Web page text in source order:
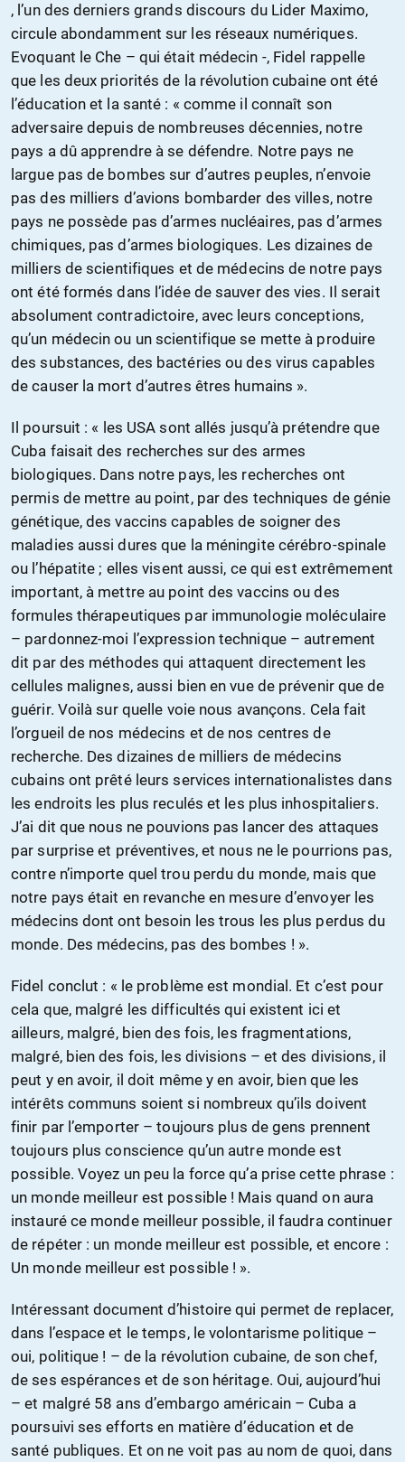
, l’un des derniers grands discours du Lider Maximo,
circule abondamment sur les réseaux numériques.
Evoquant le Che – qui était médecin -, Fidel rappelle
que les deux priorités de la révolution cubaine ont été
l’éducation et la santé : « comme il connaît son
adversaire depuis de nombreuses décennies, notre
pays a dû apprendre à se défendre. Notre pays ne
largue pas de bombes sur d’autres peuples, n’envoie
pas des milliers d’avions bombarder des villes, notre
pays ne possède pas d’armes nucléaires, pas d’armes
chimiques, pas d’armes biologiques. Les dizaines de
milliers de scientifiques et de médecins de notre pays
ont été formés dans l’idée de sauver des vies. Il serait
absolument contradictoire, avec leurs conceptions,
qu’un médecin ou un scientifique se mette à produire
des substances, des bactéries ou des virus capables
de causer la mort d’autres êtres humains ».
Il poursuit : « les USA sont allés jusqu’à prétendre que
Cuba faisait des recherches sur des armes
biologiques. Dans notre pays, les recherches ont
permis de mettre au point, par des techniques de génie
génétique, des vaccins capables de soigner des
maladies aussi dures que la méningite cérébro-spinale
ou l’hépatite ; elles visent aussi, ce qui est extrêmement
important, à mettre au point des vaccins ou des
formules thérapeutiques par immunologie moléculaire
– pardonnez-moi l’expression technique – autrement
dit par des méthodes qui attaquent directement les
cellules malignes, aussi bien en vue de prévenir que de
guérir. Voilà sur quelle voie nous avançons. Cela fait
l’orgueil de nos médecins et de nos centres de
recherche. Des dizaines de milliers de médecins
cubains ont prêté leurs services internationalistes dans
les endroits les plus reculés et les plus inhospitaliers.
J’ai dit que nous ne pouvions pas lancer des attaques
par surprise et préventives, et nous ne le pourrions pas,
contre n’importe quel trou perdu du monde, mais que
notre pays était en revanche en mesure d’envoyer les
médecins dont ont besoin les trous les plus perdus du
monde. Des médecins, pas des bombes ! ».
Fidel conclut : « le problème est mondial. Et c’est pour
cela que, malgré les difficultés qui existent ici et
ailleurs, malgré, bien des fois, les fragmentations,
malgré, bien des fois, les divisions – et des divisions, il
peut y en avoir, il doit même y en avoir, bien que les
intérêts communs soient si nombreux qu’ils doivent
finir par l’emporter – toujours plus de gens prennent
toujours plus conscience qu’un autre monde est
possible. Voyez un peu la force qu’a prise cette phrase :
un monde meilleur est possible ! Mais quand on aura
instauré ce monde meilleur possible, il faudra continuer
de répéter : un monde meilleur est possible, et encore :
Un monde meilleur est possible ! ».
Intéressant document d’histoire qui permet de replacer,
dans l’espace et le temps, le volontarisme politique –
oui, politique ! – de la révolution cubaine, de son chef,
de ses espérances et de son héritage. Oui, aujourd’hui
– et malgré 58 ans d’embargo américain – Cuba a
poursuivi ses efforts en matière d’éducation et de
santé publiques. Et on ne voit pas au nom de quoi, dans